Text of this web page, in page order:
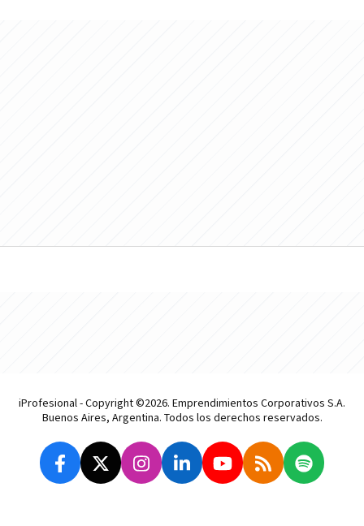
iProfesional - Copyright ©2026. Emprendimientos Corporativos S.A.
Buenos Aires, Argentina. Todos los derechos reservados.